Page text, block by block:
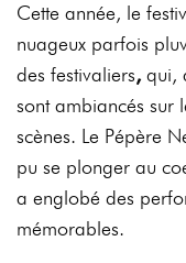
Cette année, le
nuageux parfois
des festivaliers,qui,
sont ambiancés sur
scènes. Le Pépère
pu se plonger au
a englobé des
mémorables.